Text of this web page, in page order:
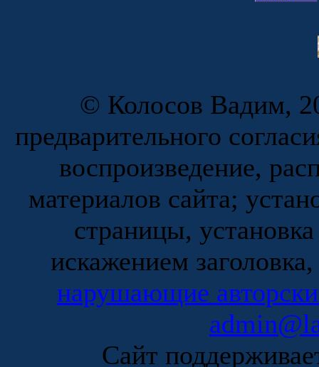
© Колосов Вадим,
предварительного
воспроизведение,
материалов сайта;
страницы,
искажением
нарушающие
Сайт